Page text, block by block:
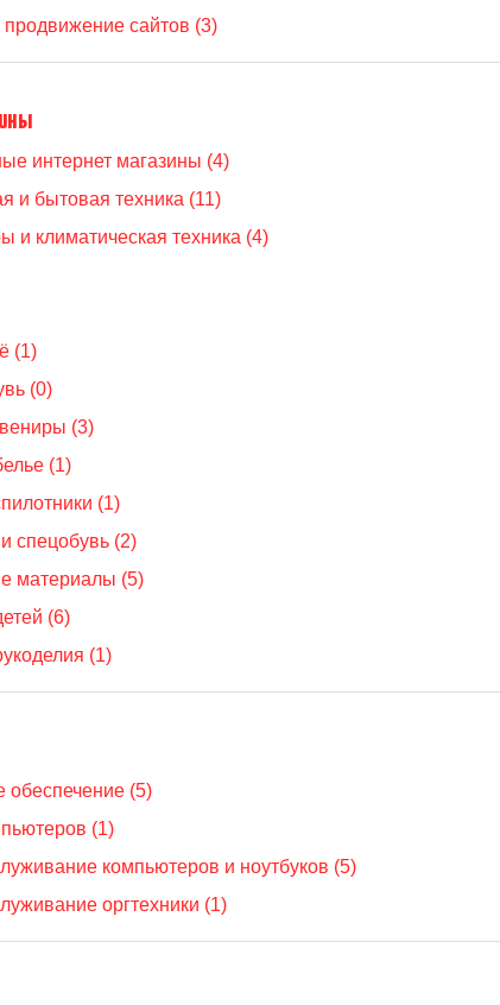
продвижение сайтов (3)
интернет магазины (4)
и бытовая техника (11)
и климатическая техника (4)
(1)
(0)
(3)
(1)
(1)
спецобувь (2)
материалы (5)
(6)
(1)
обеспечение (5)
(1)
компьютеров и ноутбуков (5)
оргтехники (1)